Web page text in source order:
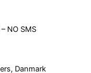
NO SMS
Danmark